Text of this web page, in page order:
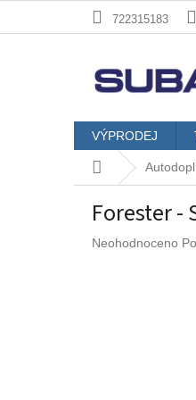
722315183
VÝPRODEJ
Domů
Forester -
Průměrné
Neohodnoceno